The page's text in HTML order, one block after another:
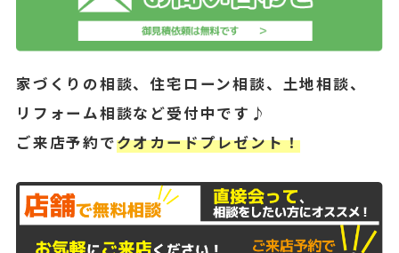
家づくりの相談、住宅ローン相談、土地相談、
リフォーム相談など受付中です♪
ご来店予約でクオカードプレゼント！